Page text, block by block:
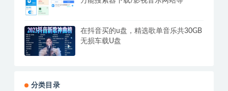
在抖音买的u盘，精选歌单音乐共30GB
无损车载U盘
分类目录